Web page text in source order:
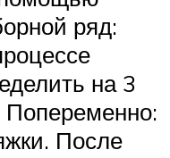
ряд:
на 3
Попеременно:
После